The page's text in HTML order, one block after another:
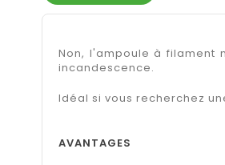
Non, l'ampoule à filament
incandescence.
Idéal si vous recherchez
AVANTAGES